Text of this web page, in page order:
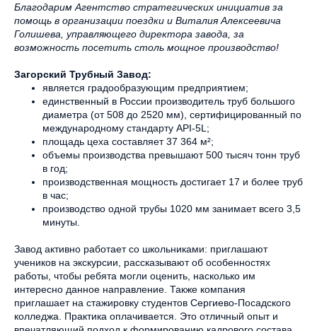
Благодарим Агентство стратегических инициатив за
помощь в организации поездки и Виталия Алексеевича
Голишева, управляющего директора завода, за
возможность посетить столь мощное производство!
Загорский Трубный Завод:
является градообразующим предприятием;
единственный в России производитель труб большого
диаметра (от 508 до 2520 мм), сертифицированный по
международному стандарту API-5L;
площадь цеха составляет 37 364 м²;
объемы производства превышают 500 тысяч тонн труб
в год;
производственная мощность достигает 17 и более труб
в час;
производство одной трубы 1020 мм занимает всего 3,5
минуты.
Завод активно работает со школьниками: приглашают
учеников на экскурсии, рассказывают об особенностях
работы, чтобы ребята могли оценить, насколько им
интересно данное направление. Также компания
приглашает на стажировку студентов Сергиево-Посадского
колледжа. Практика оплачивается. Это отличный опыт и